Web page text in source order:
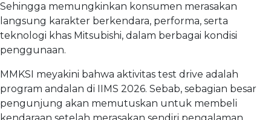
Sehingga memungkinkan konsumen merasakan
langsung karakter berkendara, performa, serta
teknologi khas Mitsubishi, dalam berbagai kondisi
penggunaan.
MMKSI meyakini bahwa aktivitas test drive adalah
program andalan di IIMS 2026. Sebab, sebagian besar
pengunjung akan memutuskan untuk membeli